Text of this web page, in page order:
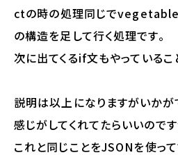
ctの時の処理同じで
の構造を足して行く処理です。
次に出てくるif文もやっているこ
説明は以上になりますがいかが
感じがしてくれてたらいいのです
これと同じことをJSONを使っ